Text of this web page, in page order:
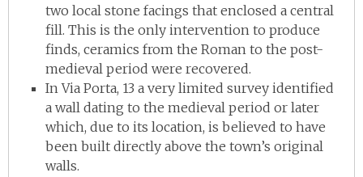
two local stone facings that enclosed a central
fill. This is the only intervention to produce
finds, ceramics from the Roman to the post-
medieval period were recovered.
In Via Porta, 13 a very limited survey identified
a wall dating to the medieval period or later
which, due to its location, is believed to have
been built directly above the town’s original
walls.